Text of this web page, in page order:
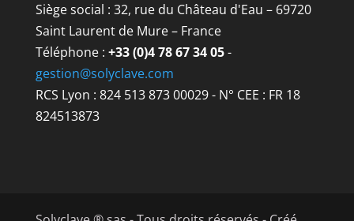
Siège social : 32, rue du Château d'Eau – 69720
Saint Laurent de Mure – France
Téléphone : +33 (0)4 78 67 34 05-
gestion@solyclave.com
RCS Lyon : 824 513 873 00029 - N° CEE : FR 18
824513873